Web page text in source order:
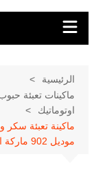
الرئيسية
ماكينات تعبئة
اوتوماتيك
ماكينة تعبئة سكر
موديل 902 ماركة المهندس منسى